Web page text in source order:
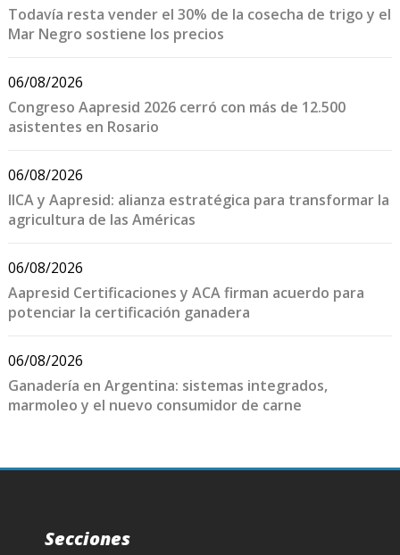
Todavía resta vender el 30% de la cosecha de trigo y el
Mar Negro sostiene los precios
06/08/2026
Congreso Aapresid 2026 cerró con más de 12.500
asistentes en Rosario
06/08/2026
IICA y Aapresid: alianza estratégica para transformar la
agricultura de las Américas
06/08/2026
Aapresid Certificaciones y ACA firman acuerdo para
potenciar la certificación ganadera
06/08/2026
Ganadería en Argentina: sistemas integrados,
marmoleo y el nuevo consumidor de carne
Secciones